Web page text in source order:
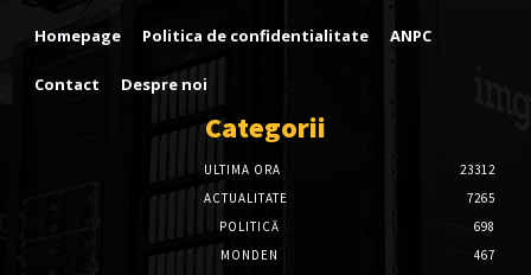
Homepage Politica de confidentialitate ANPC
Contact Despre noi
Categorii
ULTIMA ORA
23312
ACTUALITATE
7265
POLITICĂ
698
MONDEN
467